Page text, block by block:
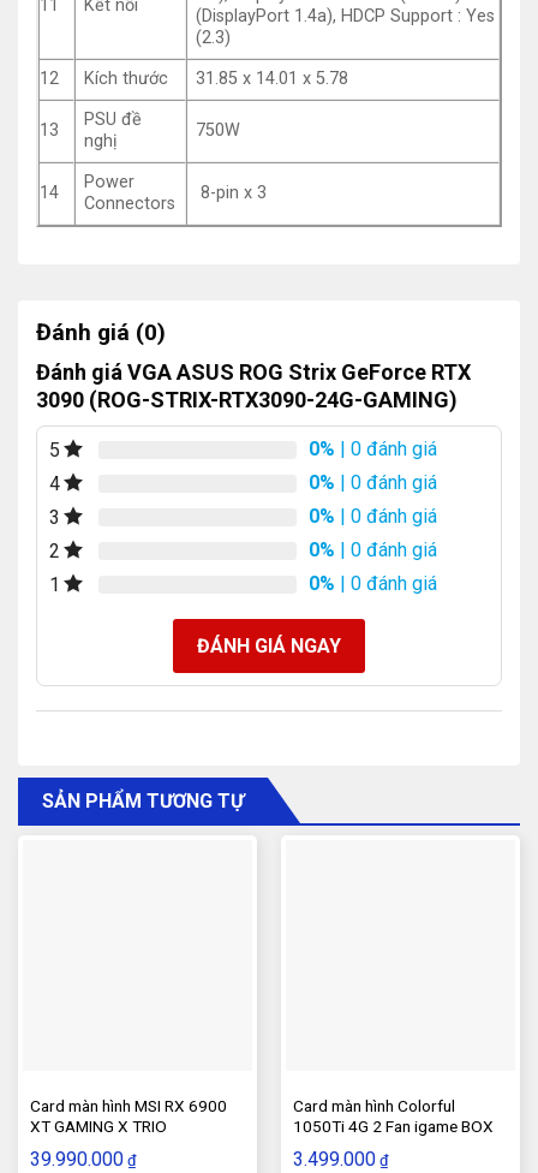
11 Kết nối
(DisplayPort 1.4a), HDCP Support : Yes
(2.3)
12
Kích thước 31.85 x 14.01 x 5.78
13
PSU đề
nghị
750W
14
Power
Connectors
8-pin x 3
Đánh giá (0)
Đánh giá VGA ASUS ROG Strix GeForce RTX
3090 (ROG-STRIX-RTX3090-24G-GAMING)
5 0% | 0 đánh giá
4
0% | 0 đánh giá
3
0% | 0 đánh giá
2
0% | 0 đánh giá
1
0% | 0 đánh giá
ĐÁNH GIÁ NGAY
SẢN PHẨM TƯƠNG TỰ
Card màn hình MSI RX 6900
XT GAMING X TRIO
39.990.000 ₫
Card màn hình Colorful
1050Ti 4G 2 Fan igame BOX
3.499.000 ₫